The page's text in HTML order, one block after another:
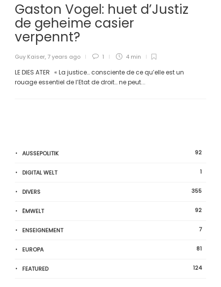
Gaston Vogel: huet d’Justiz
de geheime casier
verpennt?
Guy Kaiser, 7 years ago 1 4 min
LE DIES ATER « La justice… consciente de ce qu’elle est un
rouage essentiel de l’Etat de droit… ne peut...
AUSSEPOLITIK 92
DIGITAL WELT 1
DIVERS 355
ËMWELT 92
ENSEIGNEMENT 7
EUROPA 81
FEATURED 124